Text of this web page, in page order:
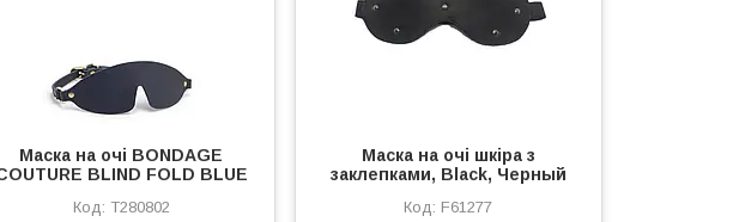
Маска на очі BONDAGE
BLIND FOLD BLUE
T280802
Маска на очі шкіра з
заклепками, Black, Черный
F61277